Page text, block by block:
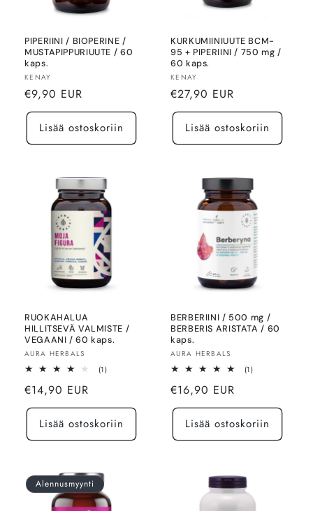
PIPERIINI / BIOPERINE /
MUSTAPIPPURIUUTE / 60
kaps.
Myyjä:
KENAY
Normaalihinta
€9,90 EUR
Lisää ostoskoriin
KURKUMIINIUUTE BCM-
95 + PIPERIINI / 750 mg /
60 kaps.
Myyjä:
KENAY
Normaalihinta
€27,90 EUR
Lisää ostoskoriin
RUOKAHALUA
HILLITSEVÄ VALMISTE /
VEGAANI / 60 kaps.
Myyjä:
AURA HERBALS
(1)1
Normaalihinta
€14,90 EUR
Lisää ostoskoriin
BERBERIINI / 500 mg /
BERBERIS ARISTATA / 60
kaps.
Myyjä:
AURA HERBALS
(1)1
Normaalihinta
€16,90 EUR
Lisää ostoskoriin
Alennusmyynti